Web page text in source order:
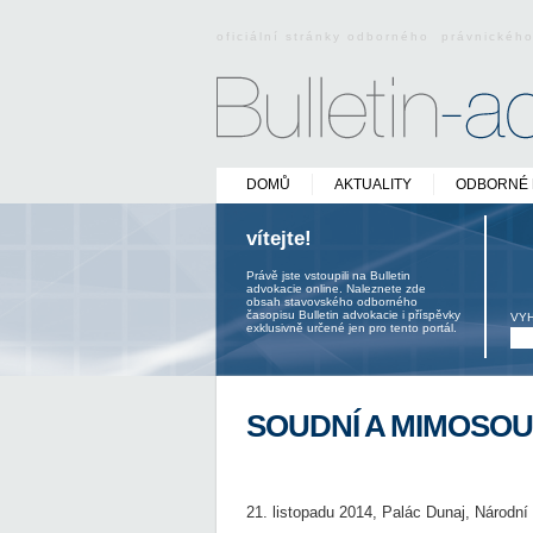
oficiální stránky odborného
DOMŮ AKTUALITY ODBORNÉ
vítejte!
Právě jste vstoupili na Bulletin
advokacie online. Naleznete zde
obsah stavovského odborného
časopisu Bulletin advokacie i příspěvky
exklusivně určené jen pro tento portál.
SOUDNÍ A
21. listopadu 2014, Palác Dunaj,